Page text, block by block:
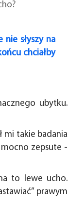
nie słyszy na
chciałby
ubytku.
mi takie badania
mocno zepsute -
to lewe ucho.
prawym